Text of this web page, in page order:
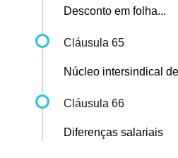
Desconto em folha...
Cláusula 65
Núcleo intersindical
Cláusula 66
Diferenças salariais